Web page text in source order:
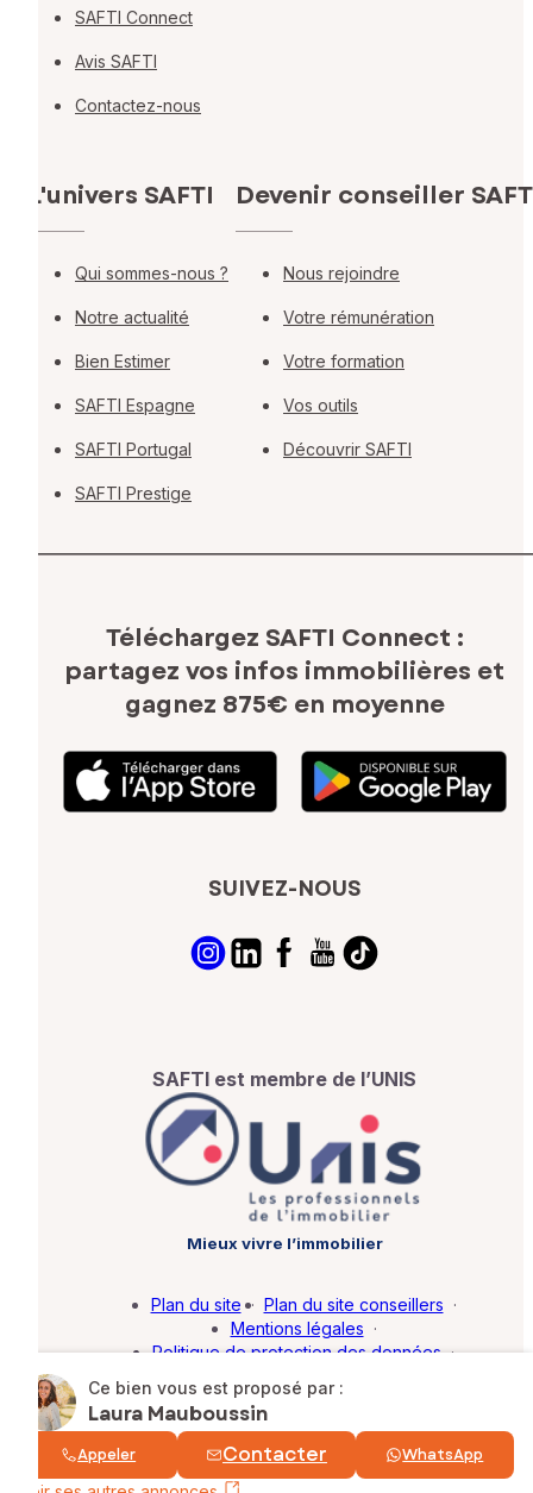
Ce bien vous est proposé par :
Laura Mauboussin
Appeler Contacter WhatsApp
SAFTI Connect
Avis SAFTI
Contactez-nous
L'univers SAFTI
Qui sommes-nous ?
Notre actualité
Bien Estimer
SAFTI Espagne
SAFTI Portugal
SAFTI Prestige
Devenir conseiller
Nous rejoindre
Votre rémunération
Votre formation
Vos outils
Découvrir SAFTI
Téléchargez SAFTI Connect :
partagez vos infos immobilières et
gagnez 875€ en moyenne
SUIVEZ-NOUS
SAFTI est membre de l’UNIS
Mieux vivre l’immobilier
© SAFTI 2026. Tous droits réservés.
Plan du site · Plan du site conseillers ·
Mentions légales ·
Politique de protection des données ·